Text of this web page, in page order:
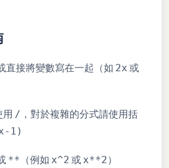
直接將變數寫在一起（如 2x 或
用 / ，對於複雜的分式請使用括
1)
** （例如 x^2 或 x**2）